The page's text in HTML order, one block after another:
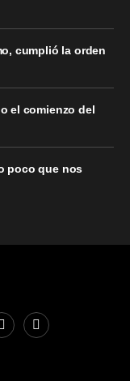
cumplió la orden
el comienzo del
poco que nos